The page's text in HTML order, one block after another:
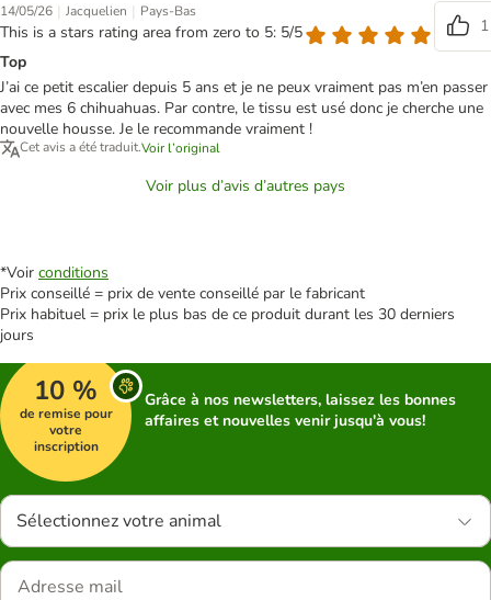
14/05/26 | Jacquelien | Pays-Bas
This is a stars rating area from zero to 5: 5/5
1
Top
J’ai ce petit escalier depuis 5 ans et je ne peux vraiment pas m’en passer
avec mes 6 chihuahuas. Par contre, le tissu est usé donc je cherche une
nouvelle housse. Je le recommande vraiment !
Cet avis a été traduit.Voir l’original
Voir plus d’avis d’autres pays
*Voir conditions
Prix conseillé = prix de vente conseillé par le fabricant
Prix habituel = prix le plus bas de ce produit durant les 30 derniers
jours
10 %
de remise pour
votre
inscription
Grâce à nos newsletters, laissez les bonnes
affaires et nouvelles venir jusqu'à vous!
Sélectionnez votre animal